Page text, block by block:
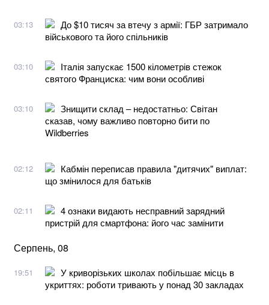
03:13
До $10 тисяч за втечу з армії: ГБР затримало
військового та його спільників
03:10
Італія запускає 1500 кілометрів стежок
святого Франциска: чим вони особливі
03:10
Знищити склад – недостатньо: Світан
сказав, чому важливо повторно бити по
Wildberries
02:12
Кабмін переписав правила "дитячих" виплат:
що змінилося для батьків
02:11
4 ознаки видають несправний зарядний
пристрій для смартфона: його час замінити
Серпень, 08
19:51
У криворізьких школах побільшає місць в
укриттях: роботи тривають у понад 30 закладах